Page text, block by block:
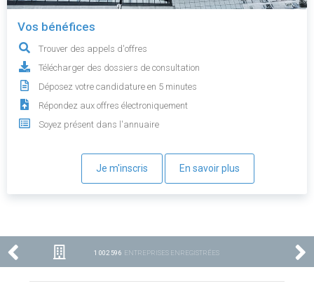
Vos bénéfices
Trouver des appels d'offres
Télécharger des dossiers de consultation
Déposez votre candidature en 5 minutes
Répondez aux offres électroniquement
Soyez présent dans l'annuaire
Je m'inscris En savoir plus
1 002 596 ENTREPRISES ENREGISTRÉES